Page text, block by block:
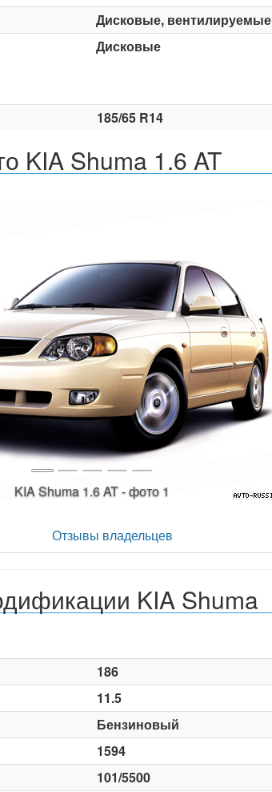
Дисковые, вентилируемые
Дисковые
185/65 R14
KIA Shuma 1.6 AT
KIA Shuma 1.6 AT - фото 2
Отзывы владельцев
KIA Shuma
186
11.5
Бензиновый
1594
101/5500